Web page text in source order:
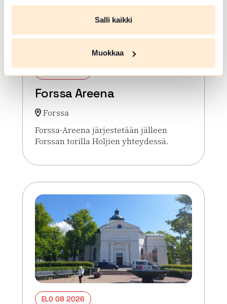
Salli kaikki
Muokkaa
Forssa Areena
Forssa
Forssa-Areena järjestetään jälleen
Forssan torilla Holjien yhteydessä.
ELO 08 2026